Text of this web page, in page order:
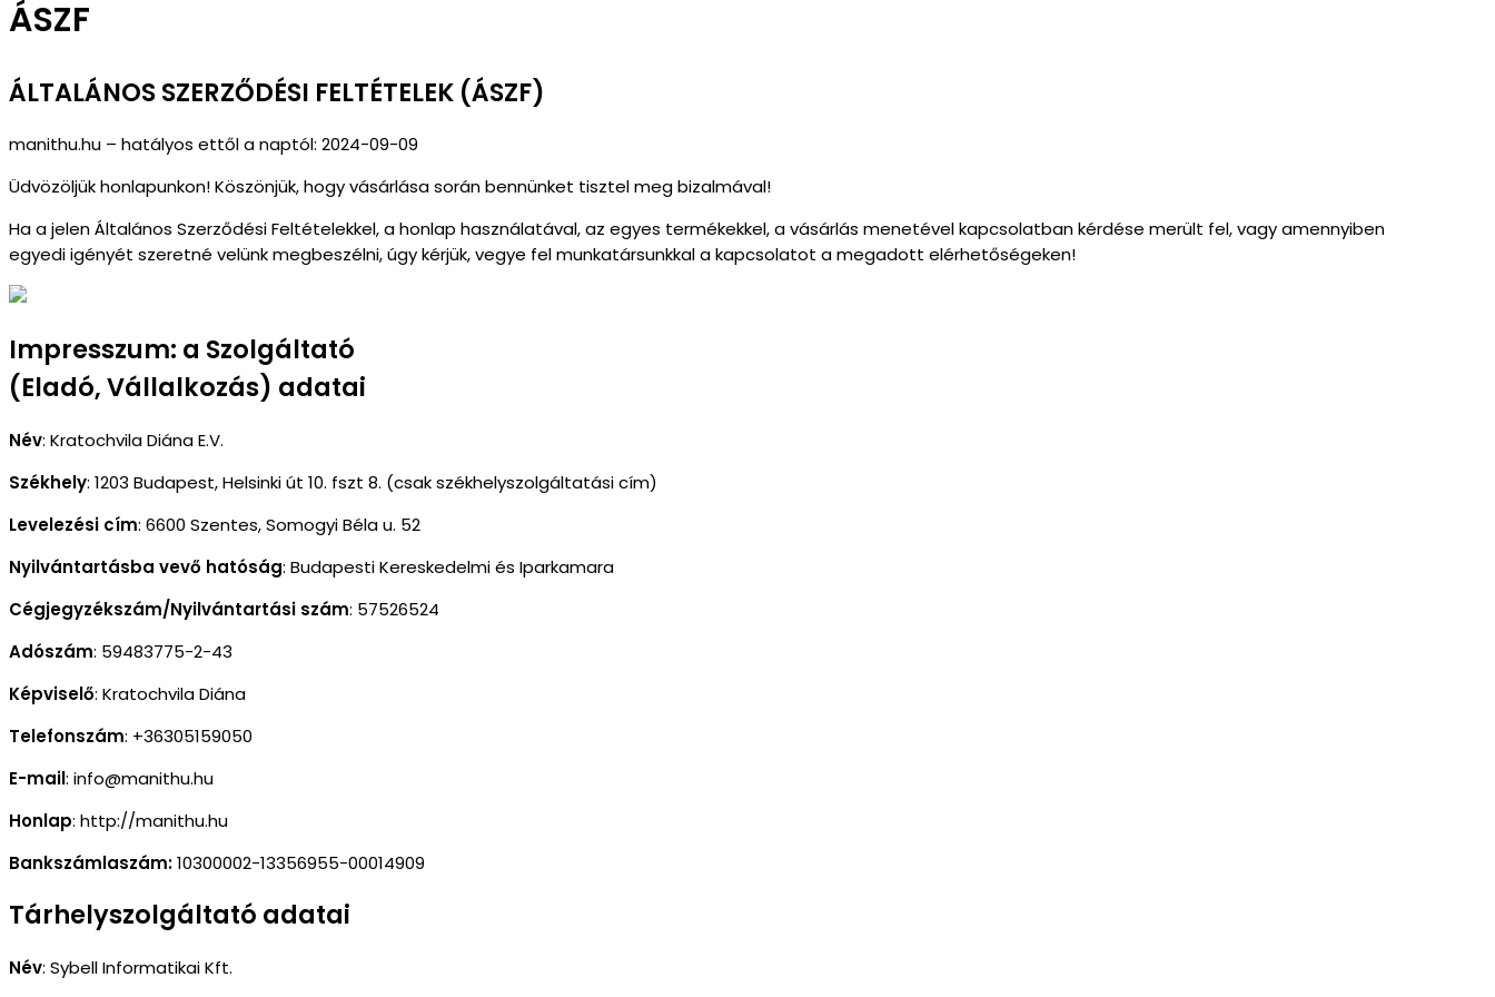
ÁSZF
ÁLTALÁNOS SZERZŐDÉSI FELTÉTELEK (ÁSZF)
manithu.hu – hatályos ettől a naptól: 2024-09-09
Üdvözöljük honlapunkon! Köszönjük, hogy vásárlása során bennünket tisztel meg bizalmával!
Ha a jelen Általános Szerződési Feltételekkel, a honlap használatával, az egyes termékekkel, a vásárlás menetével kapcsolatban kérdése merült fel, vagy amennyiben
egyedi igényét szeretné velünk megbeszélni, úgy kérjük, vegye fel munkatársunkkal a kapcsolatot a megadott elérhetőségeken!
Impresszum: a Szolgáltató
(Eladó, Vállalkozás) adatai
Név: Kratochvila Diána E.V.
Székhely: 1203 Budapest, Helsinki út 10. fszt 8. (csak székhelyszolgáltatási cím)
Levelezési cím: 6600 Szentes, Somogyi Béla u. 52
Nyilvántartásba vevő hatóság: Budapesti Kereskedelmi és Iparkamara
Cégjegyzékszám/Nyilvántartási szám: 57526524
Adószám: 59483775-2-43
Képviselő: Kratochvila Diána
Telefonszám: +36305159050
E-mail: info@manithu.hu
Honlap: http://manithu.hu
Bankszámlaszám:10300002-13356955-00014909
Tárhelyszolgáltató adatai
Név: Sybell Informatikai Kft.